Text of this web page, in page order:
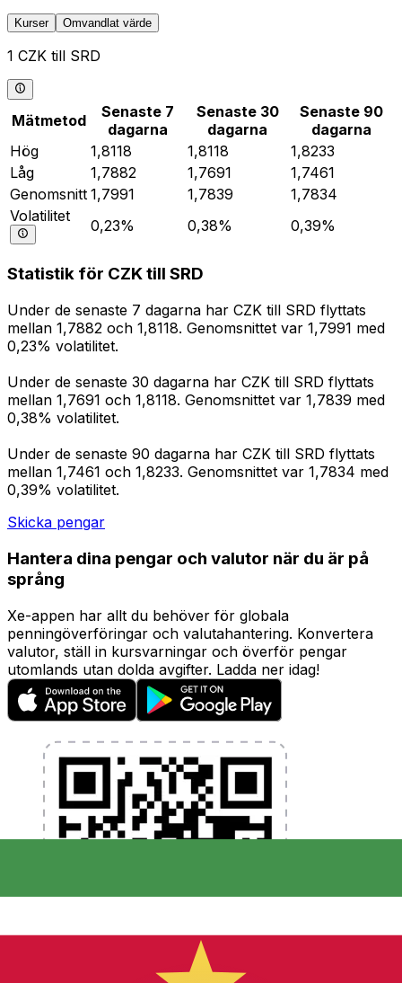
Kurser Omvandlat värde
1 CZK till SRD
Mätmetod
Senaste 7
dagarna
Senaste 30
dagarna
Senaste 90
dagarna
Hög
1,8118 1,8118
1,8233
Låg
1,7882 1,7691
1,7461
Genomsnitt 1,7991 1,7839
1,7834
Volatilitet
0,23% 0,38% 0,39%
Statistik för CZK till SRD
Under de senaste 7 dagarna har CZK till SRD flyttats
mellan 1,7882 och 1,8118. Genomsnittet var 1,7991 med
0,23% volatilitet.
Under de senaste 30 dagarna har CZK till SRD flyttats
mellan 1,7691 och 1,8118. Genomsnittet var 1,7839 med
0,38% volatilitet.
Under de senaste 90 dagarna har CZK till SRD flyttats
mellan 1,7461 och 1,8233. Genomsnittet var 1,7834 med
0,39% volatilitet.
Skicka pengar
Hantera dina pengar och valutor när du är på
språng
Xe-appen har allt du behöver för globala
penningöverföringar och valutahantering. Konvertera
valutor, ställ in kursvarningar och överför pengar
utomlands utan dolda avgifter. Ladda ner idag!